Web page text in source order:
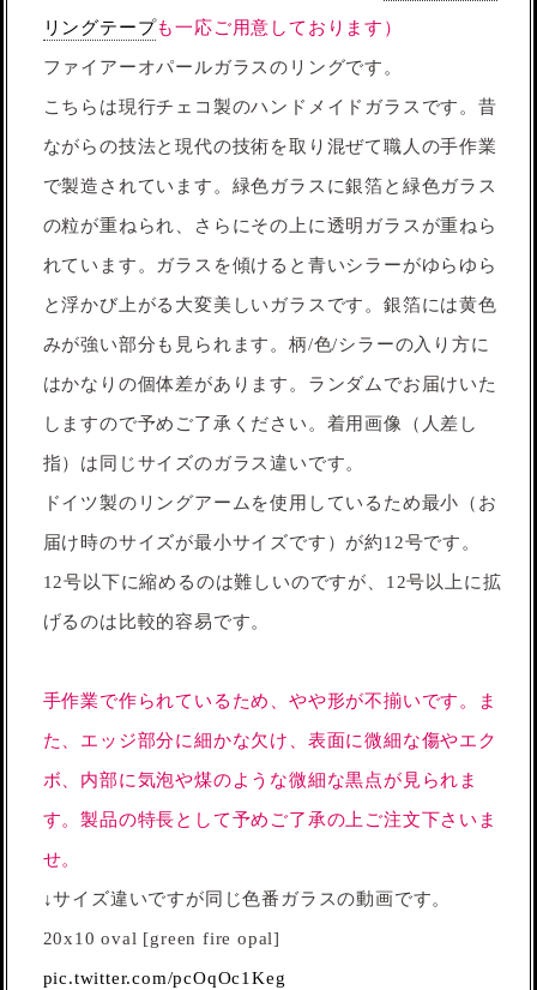
リングテープも一応ご用意しております）
ファイアーオパールガラスのリングです。
こちらは現行チェコ製のハンドメイドガラスです。昔
ながらの技法と現代の技術を取り混ぜて職人の手作業
で製造されています。緑色ガラスに銀箔と緑色ガラス
の粒が重ねられ、さらにその上に透明ガラスが重ねら
れています。ガラスを傾けると青いシラーがゆらゆら
と浮かび上がる大変美しいガラスです。銀箔には黄色
みが強い部分も見られます。柄/色/シラーの入り方に
はかなりの個体差があります。ランダムでお届けいた
しますので予めご了承ください。着用画像（人差し
指）は同じサイズのガラス違いです。
ドイツ製のリングアームを使用しているため最小（お
届け時のサイズが最小サイズです）が約12号です。
12号以下に縮めるのは難しいのですが、12号以上に拡
げるのは比較的容易です。
手作業で作られているため、やや形が不揃いです。ま
た、エッジ部分に細かな欠け、表面に微細な傷やエク
ボ、内部に気泡や煤のような微細な黒点が見られま
す。製品の特長として予めご了承の上ご注文下さいま
せ。
↓サイズ違いですが同じ色番ガラスの動画です。
20x10 oval [green fire opal]
pic.twitter.com/pcOqOc1Keg